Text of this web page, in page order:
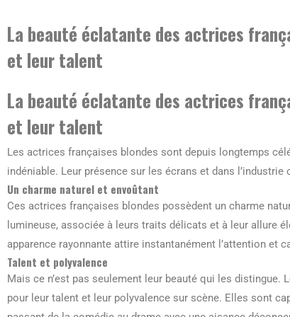
La beauté éclatante des actrices
et leur talent
La beauté éclatante des actrices
et leur talent
Les actrices françaises blondes sont depuis longtemps
indéniable. Leur présence sur les écrans et dans
Un charme naturel et envoûtant
Ces actrices françaises blondes possèdent un charme
lumineuse, associée à leurs traits délicats et à leur allure
apparence rayonnante attire instantanément l’attention et
Talent et polyvalence
Mais ce n’est pas seulement leur beauté qui les
pour leur talent et leur polyvalence sur scène. Elles sont